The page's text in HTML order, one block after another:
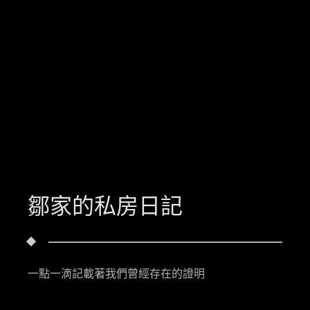
鄒家的私房日記
一點一滴記載著我們曾經存在的證明